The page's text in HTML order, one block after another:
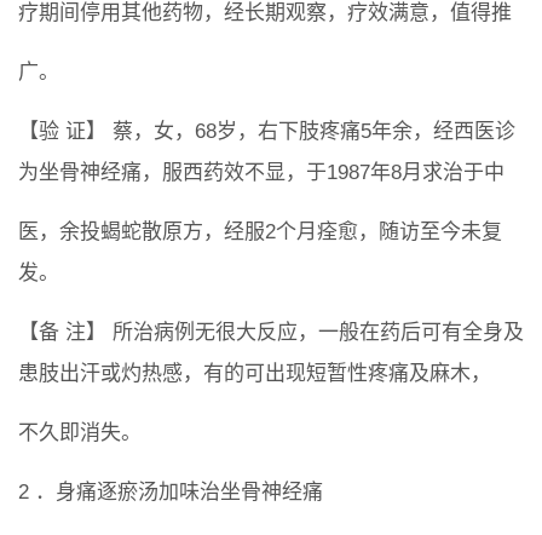
疗期间停用其他药物，经长期观察，疗效满意，值得推
广。
【验 证】 蔡，女，68岁，右下肢疼痛5年余，经西医诊
为坐骨神经痛，服西药效不显，于1987年8月求治于中
医，余投蝎蛇散原方，经服2个月痊愈，随访至今未复
发。
【备 注】 所治病例无很大反应，一般在药后可有全身及
患肢出汗或灼热感，有的可出现短暂性疼痛及麻木，
不久即消失。
2 ．身痛逐瘀汤加味治坐骨神经痛